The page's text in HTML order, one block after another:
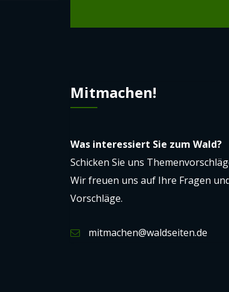
Mitmachen!
Was interessiert Sie zum Wald?
Schicken Sie uns
Wir freuen uns auf Ihre Fragen
Vorschläge.
mitmachen@waldseiten.de